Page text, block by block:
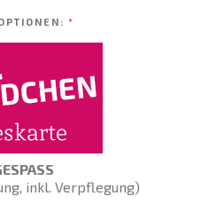
*
inkl. Verpflegung)